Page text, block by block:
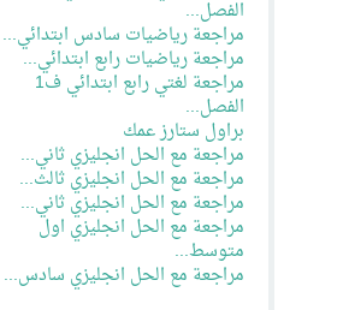
الفصل...
مراجعة رياضيات سادس ابتدائي...
مراجعة رياضيات رابع ابتدائي...
مراجعة لغتي رابع ابتدائي ف1
الفصل...
براول ستارز عمك
مراجعة مع الحل انجليزي ثاني...
مراجعة مع الحل انجليزي ثالث...
مراجعة مع الحل انجليزي ثاني...
مراجعة مع الحل انجليزي اول
متوسط...
مراجعة مع الحل انجليزي سادس...